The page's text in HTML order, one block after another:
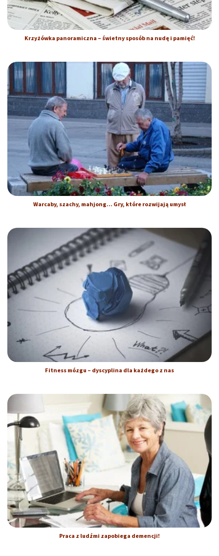
Krzyżówka panoramiczna – świetny sposób na nudę i pamięć!
Warcaby, szachy, mahjong… Gry, które rozwijają umysł
Fitness mózgu – dyscyplina dla każdego z nas
Praca z ludźmi zapobiega demencji!